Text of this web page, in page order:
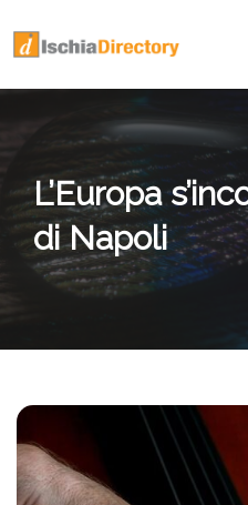
L’Europa
di Napoli